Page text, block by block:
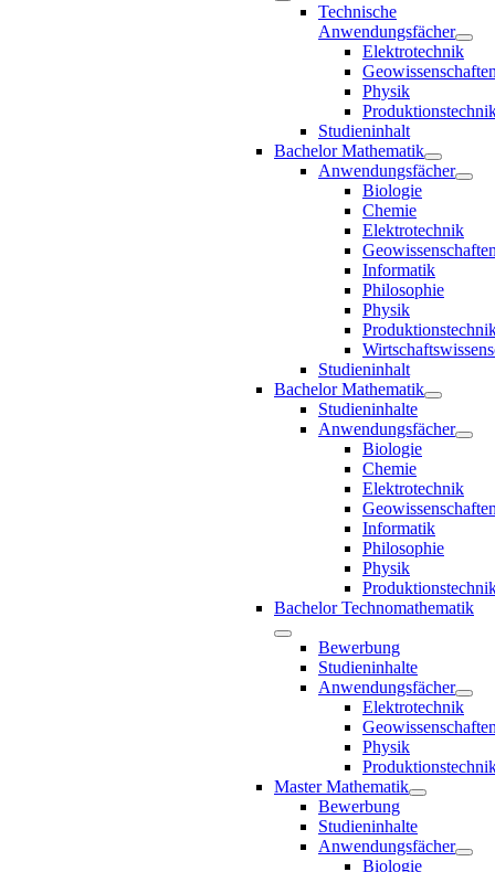
Technische
Anwendungsfächer
Elektrotechnik
Physik
Studieninhalt
Bachelor Mathematik
Anwendungsfächer
Biologie
Chemie
Elektrotechnik
Informatik
Philosophie
Physik
Studieninhalt
Bachelor Mathematik
Studieninhalte
Anwendungsfächer
Biologie
Chemie
Elektrotechnik
Informatik
Philosophie
Physik
Bachelor Technomathematik
Bewerbung
Studieninhalte
Anwendungsfächer
Elektrotechnik
Physik
Master Mathematik
Bewerbung
Studieninhalte
Anwendungsfächer
Biologie